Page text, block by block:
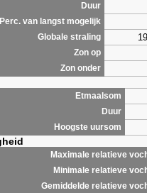
Duur
Perc. van langst mogelijk
Globale straling
Zon op
Zon onder
Etmaalsom
Duur
Hoogste uursom
Maximale relatieve
Minimale relatieve
Gemiddelde relatieve